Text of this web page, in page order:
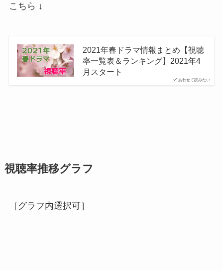
こちら ↓
あわせて読みたい
2021年春ドラマ情報まとめ【視聴
率一覧表＆ランキング】2021年4
月スタート
視聴率推移グラフ
［グラフ内選択可］